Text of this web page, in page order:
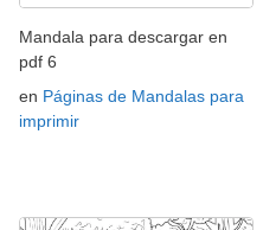
Mandala para descargar en
pdf 6
en Páginas de Mandalas para
imprimir